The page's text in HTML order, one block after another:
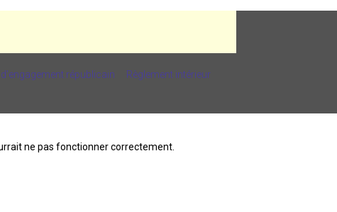
républicain Règlement intérieur
ne pas fonctionner correctement.